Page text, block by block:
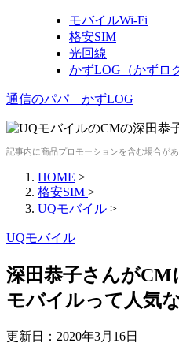
モバイルWi-Fi
格安SIM
光回線
かずLOG（かずロ
通信のパパ かずLOG
記事内に商品プロモーションを含む場合が
HOME >
格安SIM >
UQモバイル >
UQモバイル
深田恭子さんがCM
モバイルって人気
更新日： 2020年3月16日